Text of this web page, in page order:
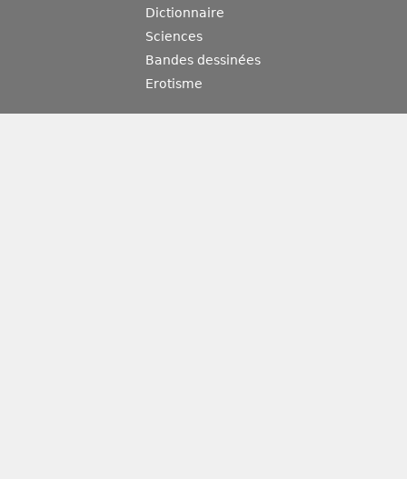
Dictionnaire
Sciences
Bandes dessinées
Erotisme